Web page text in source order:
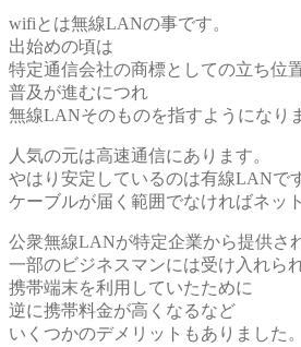
wifiとは無線LANの事です。
出始めの頃は
特定通信会社の商標としての立ち位
普及が進むにつれ
無線LANそのものを指すようになり
人気の元は高速通信にあります。
やはり安定しているのは有線LANで
ケーブルが届く範囲でなければネッ
公衆無線LANが特定企業から提供さ
一部のビジネスマンには受け入れら
携帯端末を利用していたために
逆に携帯料金が高くなるなど
いくつかのデメリットもありました。